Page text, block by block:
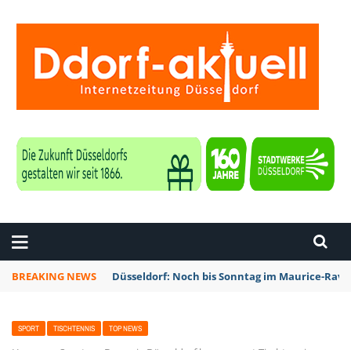
BREAKING NEWS Düsseldorf: Noch bis Sonntag im Maurice-
SPORT TISCHTENNIS TOP NEWS